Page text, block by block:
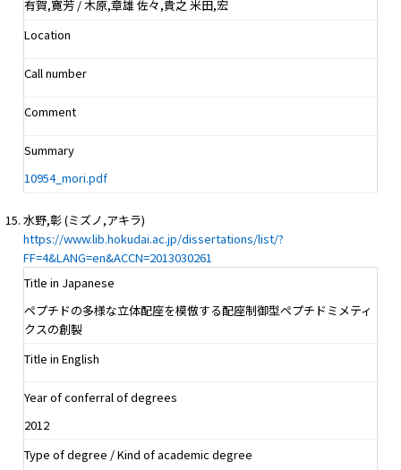
有賀,寛芳 / 木原,章雄 佐々,貴之 米田,宏
Location
Call number
Comment
Summary
10954_mori.pdf
水野,彰 (ミズノ,アキラ)
https://www.lib.hokudai.ac.jp/dissertations/list/?
FF=4&LANG=en&ACCN=2013030261
Title in Japanese
ペプチドの多様な立体配座を模倣する配座制御型ペプチドミメティ
クスの創製
Title in English
Year of conferral of degrees
2012
Type of degree / Kind of academic degree